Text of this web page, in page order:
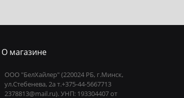
О магазине
ООО "БелХайлер" (220024 РБ, г.Минск,
ул.Стебенева, 2а т.+375-44-5667713
2378813@mail.ru). УНП: 193304407 от